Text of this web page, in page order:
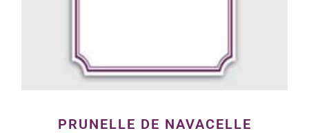
PRUNELLE DE NAVACELLE